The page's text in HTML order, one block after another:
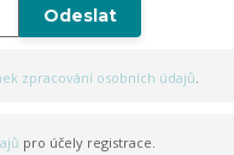
Odeslat
zpracování osobních údajů.
pro účely registrace.